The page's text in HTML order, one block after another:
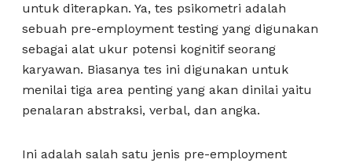
untuk diterapkan. Ya, tes psikometri adalah
sebuah pre-employment testing yang digunakan
sebagai alat ukur potensi kognitif seorang
karyawan. Biasanya tes ini digunakan untuk
menilai tiga area penting yang akan dinilai yaitu
penalaran abstraksi, verbal, dan angka.
Ini adalah salah satu jenis pre-employment